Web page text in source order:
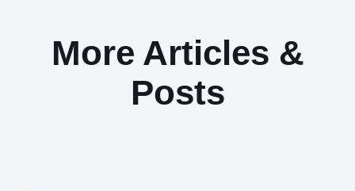
More Articles &
Posts